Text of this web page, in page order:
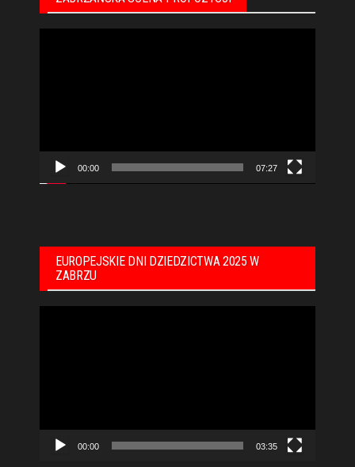
00:00 07:27
EUROPEJSKIE DNI DZIEDZICTWA 2025 W
ZABRZU
00:00 03:35